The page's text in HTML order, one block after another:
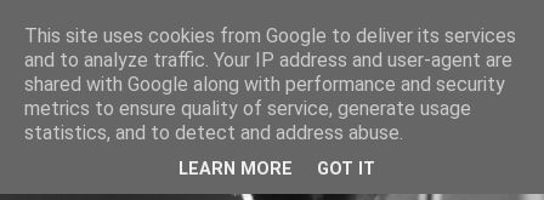
This site uses cookies from Google to deliver its services
and to analyze traffic. Your IP address and user-agent are
shared with Google along with performance and security
metrics to ensure quality of service, generate usage
statistics, and to detect and address abuse.
LEARN MORE GOT IT